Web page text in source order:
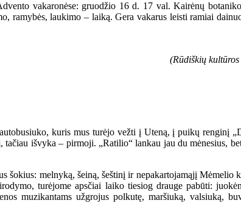
vakaronėse: gruodžio 16 d. 17 val. Kairėnų
ramybės, laukimo – laiką. Gera vakarus leisti ramiai
(Rūdiškių
kuris mus turėjo vežti į Uteną, į puikų renginį
išvyka – pirmoji. „Ratilio“ lankau jau du mėnesius,
melnyką, šeiną, šeštinį ir nepakartojamąjį Mėmelio
turėjome apsčiai laiko tiesiog drauge pabūti:
muzikantams užgrojus polkutę, maršiuką, valsiuką,